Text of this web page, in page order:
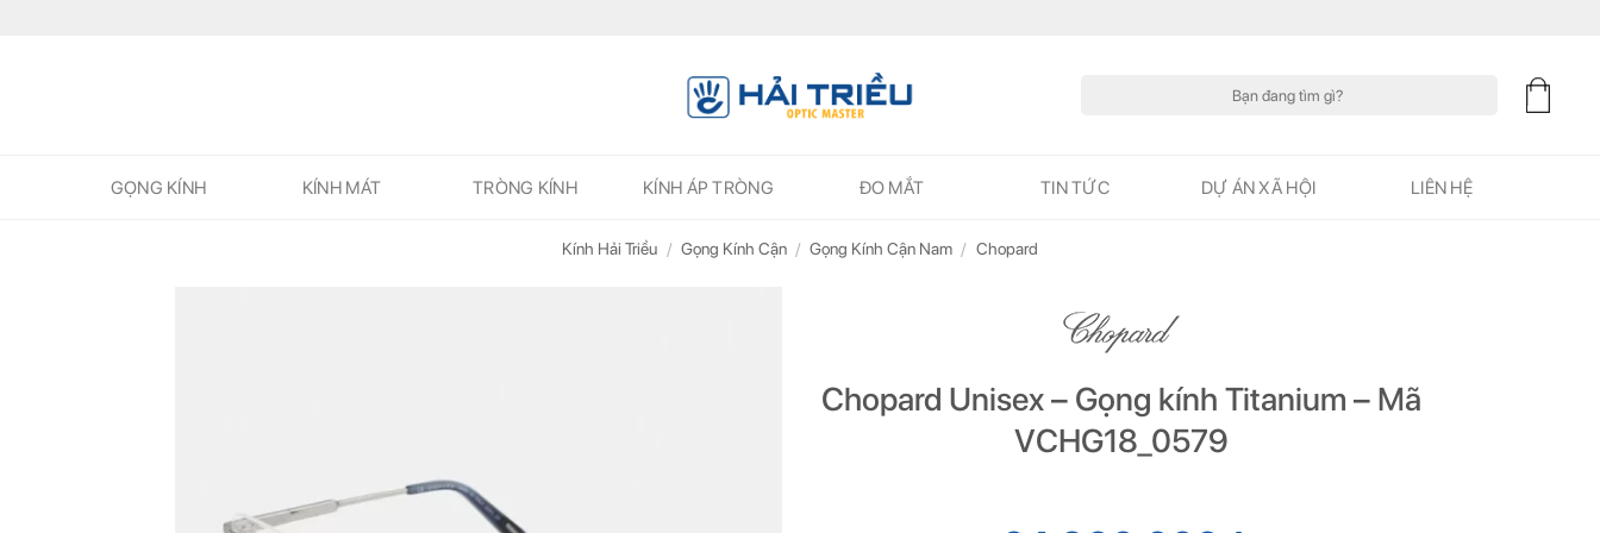
GỌNG KÍNH KÍNH MÁT TRÒNG KÍNH KÍNH ÁP TRÒNG ĐO MẮT TIN TỨC DỰ ÁN XÃ HỘI LIÊN HỆ
Kính Hải Triều / Gọng Kính Cận / Gọng Kính Cận Nam / Chopard
Chopard Unisex – Gọng kính Titanium – Mã
VCHG18_0579